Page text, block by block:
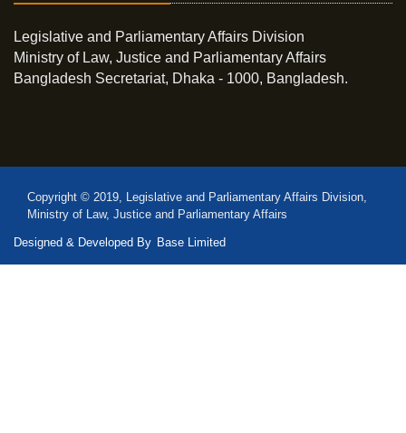
Legislative and Parliamentary Affairs Division
Ministry of Law, Justice and Parliamentary Affairs
Bangladesh Secretariat, Dhaka - 1000, Bangladesh.
Copyright © 2019, Legislative and Parliamentary Affairs Division,
Ministry of Law, Justice and Parliamentary Affairs
Designed & Developed By Base Limited